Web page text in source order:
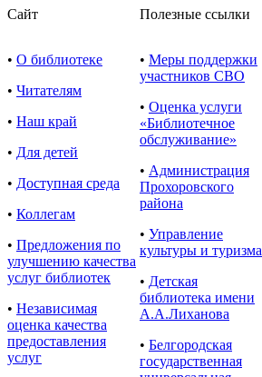
Сайт Полезные ссылки
• О библиотеке
• Читателям
• Наш край
• Для детей
• Доступная среда
• Коллегам
• Предложения по
улучшению качества
услуг библиотек
• Независимая
оценка качества
предоставления
услуг
• Меры поддержки
участников СВО
• Оценка услуги
«Библиотечное
обслуживание»
• Администрация
Прохоровского
района
• Управление
культуры и туризма
• Детская
библиотека имени
А.А.Лиханова
• Белгородская
государственная